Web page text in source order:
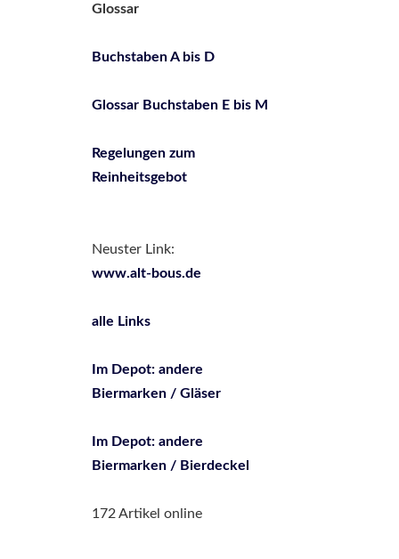
Glossar
Buchstaben A bis D
Glossar Buchstaben E bis M
Regelungen zum
Reinheitsgebot
Neuster Link:
www.alt-bous.de
alle Links
Im Depot: andere
Biermarken / Gläser
Im Depot: andere
Biermarken / Bierdeckel
172 Artikel online